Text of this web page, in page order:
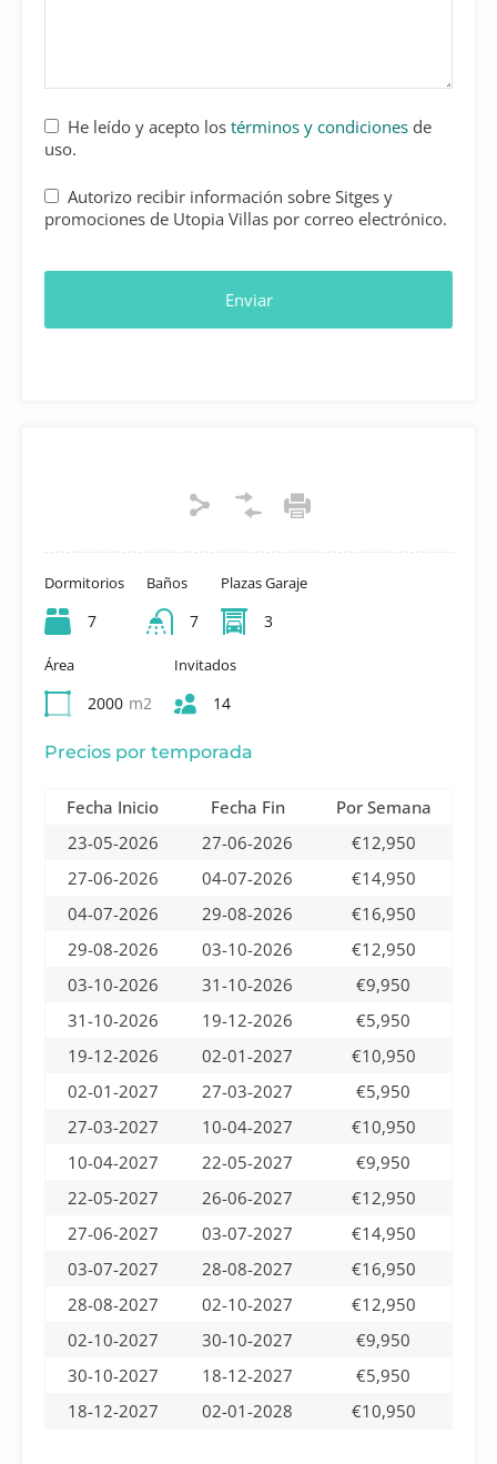
Dormitorios
7
Baños
7
Plazas Garaje
3
Área
2000 m2
Invitados
14
Precios por temporada
Fecha Inicio Fecha Fin
Por Semana
23-05-2026
27-06-2026
€12,950
27-06-2026
04-07-2026
€14,950
04-07-2026
29-08-2026
€16,950
29-08-2026
03-10-2026
€12,950
03-10-2026
31-10-2026
€9,950
31-10-2026
19-12-2026
€5,950
19-12-2026
02-01-2027
€10,950
02-01-2027
27-03-2027
€5,950
27-03-2027
10-04-2027
€10,950
10-04-2027
22-05-2027
€9,950
22-05-2027
26-06-2027
€12,950
27-06-2027
03-07-2027
€14,950
03-07-2027
28-08-2027
€16,950
28-08-2027
02-10-2027
€12,950
02-10-2027
30-10-2027
€9,950
30-10-2027
18-12-2027
€5,950
18-12-2027
02-01-2028 €10,950
He leído y acepto los términos y condiciones de
uso.
Autorizo recibir información sobre Sitges y
promociones de Utopia Villas por correo electrónico.
Enviar